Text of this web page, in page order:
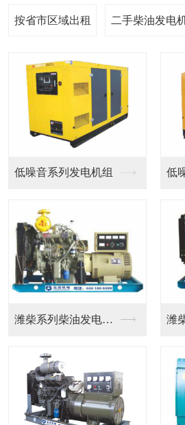
沃尔沃系列柴油发电机...